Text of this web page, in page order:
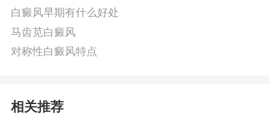
白癜风早期有什么好处
马齿苋白癜风
对称性白癜风特点
相关推荐